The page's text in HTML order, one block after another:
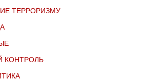
ТЕРРОРИЗМУ
КОНТРОЛЬ